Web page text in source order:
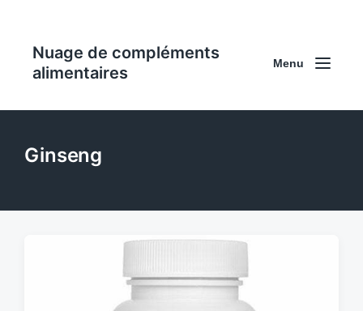
Nuage de compléments
alimentaires
Menu
Ginseng